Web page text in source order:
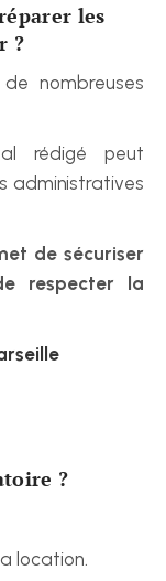
les
?
nombreuses
rédigé peut
administratives
de sécuriser
respecter la
?
location.